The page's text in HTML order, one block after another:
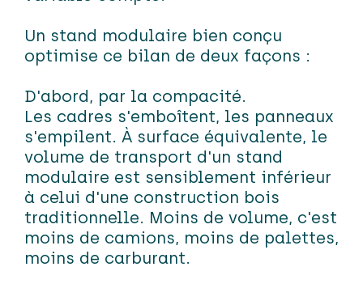
Un stand modulaire bien conçu
optimise ce bilan de deux façons :
D'abord, par la compacité.
Les cadres s'emboîtent, les panneaux
s'empilent. À surface équivalente, le
volume de transport d'un stand
modulaire est sensiblement inférieur
à celui d'une construction bois
traditionnelle. Moins de volume, c'est
moins de camions, moins de palettes,
moins de carburant.